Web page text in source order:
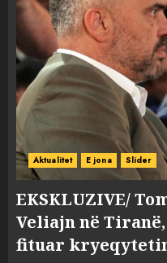
Aktualitet E jona Slider
EKSKLUZIVE/
Veliajn në
fituar